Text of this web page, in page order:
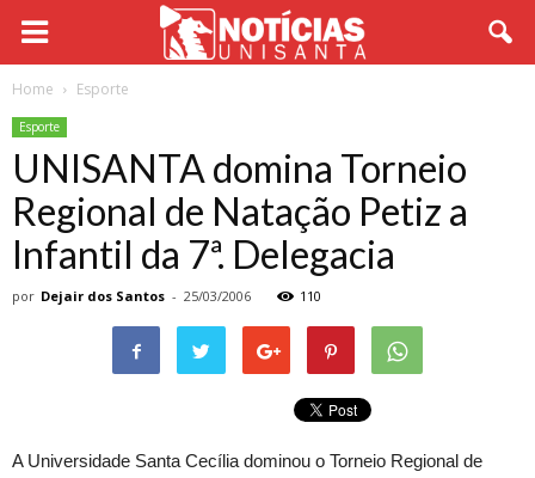
Home Esporte
Esporte
UNISANTA domina Torneio
Regional de Natação Petiz a
Infantil da 7ª. Delegacia
por Dejair dos Santos - 25/03/2006 110
A Universidade Santa Cecília dominou o Torneio Regional de